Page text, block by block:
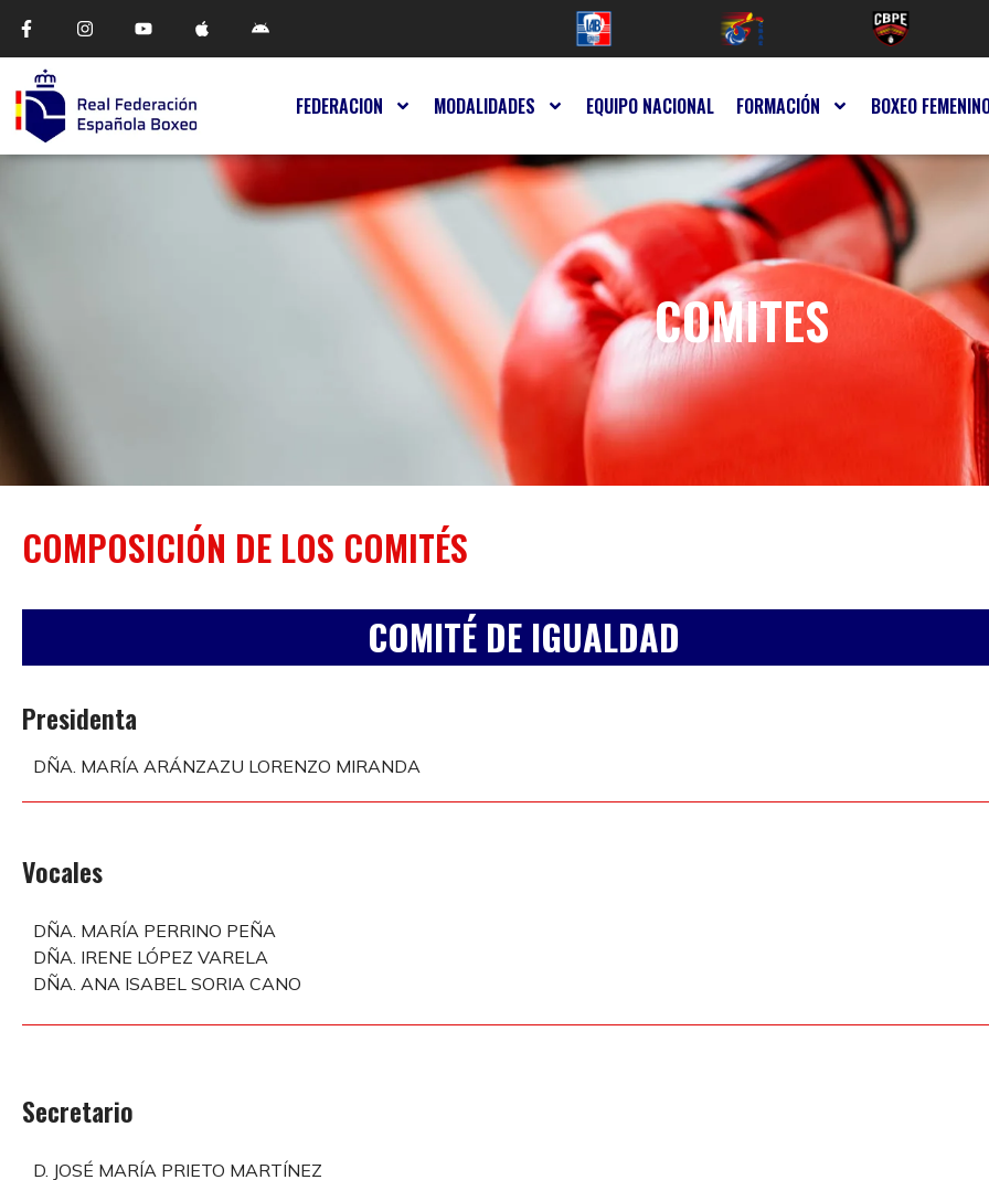
FEDERACION MODALIDADES EQUIPO NACIONAL FORMACIÓN BOXEO
COMITES
COMPOSICIÓN DE LOS COMITÉS
COMITÉ DE IGUALDAD
Presidenta
DÑA. MARÍA ARÁNZAZU LORENZO MIRANDA
Vocales
DÑA. MARÍA PERRINO PEÑA
DÑA. IRENE LÓPEZ VARELA
DÑA. ANA ISABEL SORIA CANO
Secretario
D. JOSÉ MARÍA PRIETO MARTÍNEZ